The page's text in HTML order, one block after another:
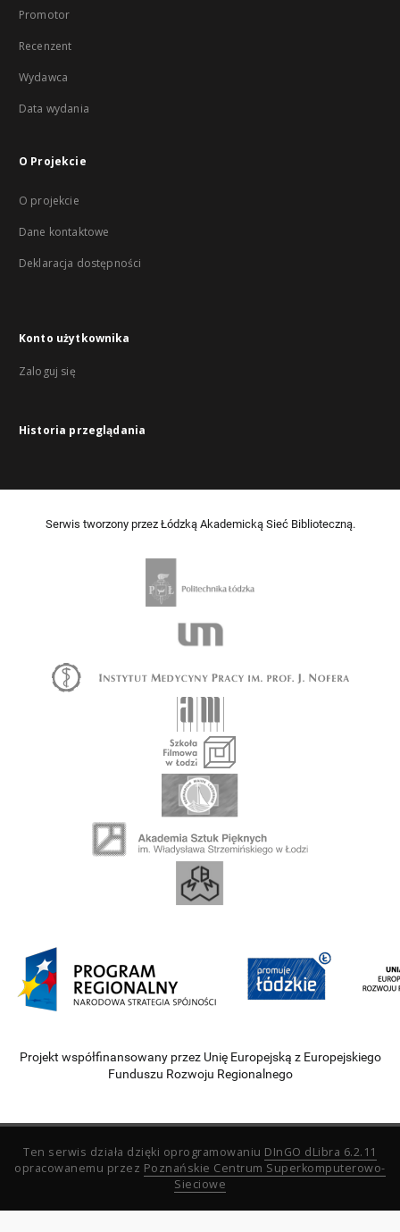
Promotor
Recenzent
Wydawca
Data wydania
O Projekcie
O projekcie
Dane kontaktowe
Deklaracja dostępności
Konto użytkownika
Zaloguj się
Historia przeglądania
Serwis tworzony przez Łódzką Akademicką Sieć Biblioteczną.
Projekt współfinansowany przez Unię Europejską z Europejskiego
Funduszu Rozwoju Regionalnego
Ten serwis działa dzięki oprogramowaniu DInGO dLibra 6.2.11
opracowanemu przez Poznańskie Centrum Superkomputerowo-
Sieciowe